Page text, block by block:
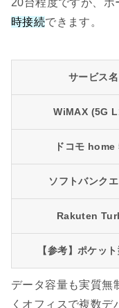
時接続できます。
サービス名
WiMAX (5G
ドコモ home
ソフトバンク
Rakuten
【参考】ポケッ
データ容量も実質無
くオフィスで複数デ